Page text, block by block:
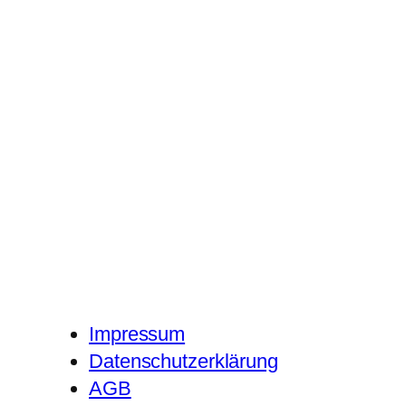
Impressum
Datenschutzerklärung
AGB